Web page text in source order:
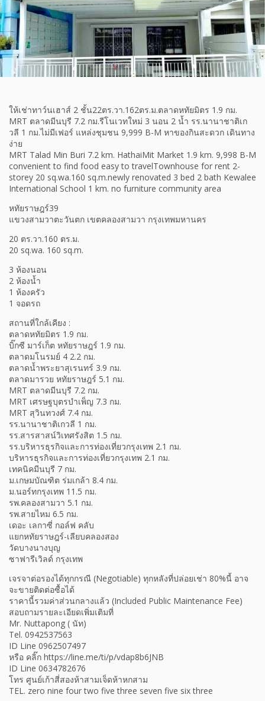
ให้เช่าทาว์นเฮาส์ 2 ชั้น22ตร.วา.162ตร.ม.ตลาดหทัยมิตร 1.9 กม.
MRT ตลาดมีนบุรี 7.2 กม.รีโนเวทใหม่ 3 นอน 2 น้ำ รร.นานาชาติเก
วลี 1 กม.ไม่มีเฟอร์ แหล่งชุมชน 9,999 B-M หาของกินสะดวก เดินทาง
ง่าย
MRT Talad Min Buri 7.2 km. HathaiMit Market 1.9 km. 9,998 B-M
convenient to find food easy to travelTownhouse for rent 2-
storey 20 sq.wa.160 sq.m.newly renovated 3 bed 2 bath Kewalee
International School 1 km. no furniture community area
หทัยราษฎร์39
แขวงสามวาตะวันตก เขตคลองสามวา กรุงเทพมหานคร
20 ตร.วา.160 ตร.ม.
20 sq.wa. 160 sq.m.
3 ห้องนอน
2 ห้องน้ำ
1 ห้องครัว
1 จอดรถ
สถานที่ใกล้เคียง :
ตลาดหทัยมิตร 1.9 กม.
บิ๊กซี มาร์เก็ต หทัยราษฎร์ 1.9 กม.
ตลาดมโนรมย์ 4 2.2 กม.
ตลาดน้ำพระยาสุเรนทร์ 3.9 กม.
ตลาดมารวย หทัยราษฎร์ 5.1 กม.
MRT ตลาดมีนบุรี 7.2 กม.
MRT เศรษฐบุตรบำเพ็ญ 7.3 กม.
MRT สุวินทวงศ์ 7.4 กม.
รร.นานาชาติเกวลี 1 กม.
รร.สารสาสน์วิเทศรังสิต 1.5 กม.
รร.บริหารธุรกิจและการท่องเที่ยวกรุงเทพ 2.1 กม.
บริหารธุรกิจและการท่องเที่ยวกรุงเทพ 2.1 กม.
เทคนิคมีนบุรี 7 กม.
ม.เกษมบัณฑิต ร่มเกล้า 8.4 กม.
ม.นอร์ทกรุงเทพ 11.5 กม.
รพ.คลองสามวา 5.1 กม.
รพ.สายไหม 6.5 กม.
เดอะ เลกาซี่ กอล์ฟ คลับ
แยกหทัยราษฎร์-เลียบคลองสอง
วัดบางนางบุญ
ซาฟารีเวิลด์ กรุงเทพ
เจรจาต่อรองได้ทุกกรณี (Negotiable) ทุกหลังที่ปล่อยเช่า 80%นี้ อาจ
จะขายติดต่อซื้อได้
ราคานี้รวมค่าส่วนกลางแล้ว (Included Public Maintenance Fee)
สอบถามรายละเอียดเพิ่มเติมที่
Mr. Nuttapong ( นัท)
Tel. 0942537563
ID Line 0962507497
หรือ คลิ๊ก https://line.me/ti/p/vdap8b6JNB
ID Line 0634782676
โทร ศูนย์เก้าสี่สองห้าสามเจ็ดห้าหกสาม
TEL. zero nine four two five three seven five six three